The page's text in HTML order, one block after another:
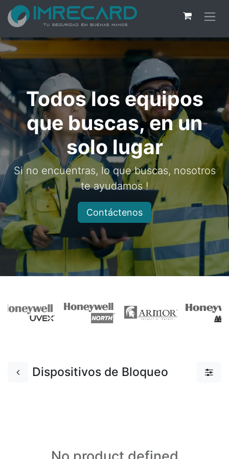
Todos los equipos
que buscas, en un
solo lugar
Si no encuentras, lo que buscas, nosotros
te ayudamos !
Contáctenos
Dispositivos de Bloqueo